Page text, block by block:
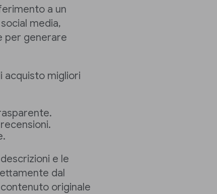
a un
media,
per generare
acquisto migliori
e le
dal
originale